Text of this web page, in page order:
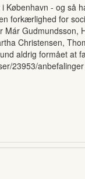
København - og
forkærlighed for
Christensen,
aldrig formået
23953/anbefalinger